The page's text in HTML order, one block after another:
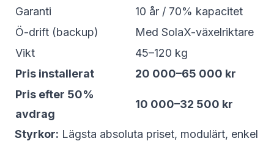
Garanti
10 år / 70% kapacitet
Ö-drift (backup)
Med SolaX-växelriktare
Vikt
45–120 kg
Pris installerat
20 000–65 000 kr
Pris efter 50%
avdrag
10 000–32 500 kr
Styrkor: Lägsta absoluta priset, modulärt, enkel